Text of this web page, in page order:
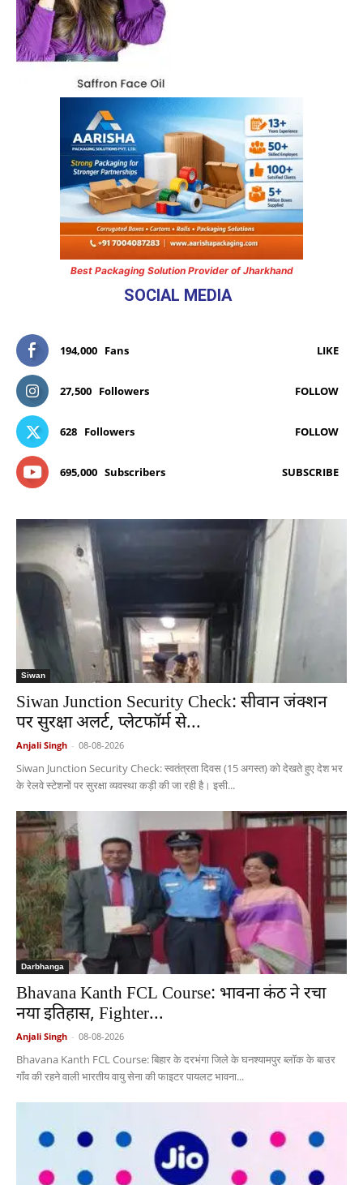
Best Packaging Solution Provider of Jharkhand
SOCIAL MEDIA
194,000 Fans LIKE
27,500 Followers FOLLOW
628 Followers FOLLOW
695,000 Subscribers SUBSCRIBE
Siwan
Siwan Junction Security Check: सीवान जंक्शन
पर सुरक्षा अलर्ट, प्लेटफॉर्म से...
Anjali Singh - 08-08-2026
Siwan Junction Security Check: स्वतंत्रता दिवस (15 अगस्त) को देखते हुए देश भर
के रेलवे स्टेशनों पर सुरक्षा व्यवस्था कड़ी की जा रही है। इसी...
Darbhanga
Bhavana Kanth FCL Course: भावना कंठ ने रचा
नया इतिहास, Fighter...
Anjali Singh - 08-08-2026
Bhavana Kanth FCL Course: बिहार के दरभंगा जिले के घनश्यामपुर ब्लॉक के बाउर
गाँव की रहने वाली भारतीय वायु सेना की फाइटर पायलट भावना...